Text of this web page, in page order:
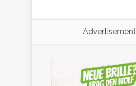
Advertisement